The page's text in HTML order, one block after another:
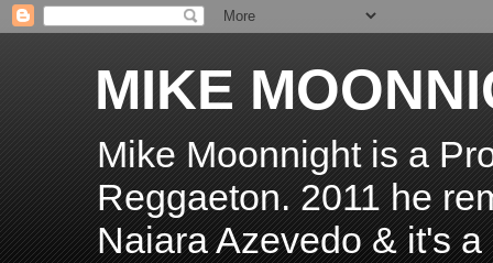
MIKE
Mike Moonnight is a
Reggaeton. 2011 he
Naiara Azevedo & it's